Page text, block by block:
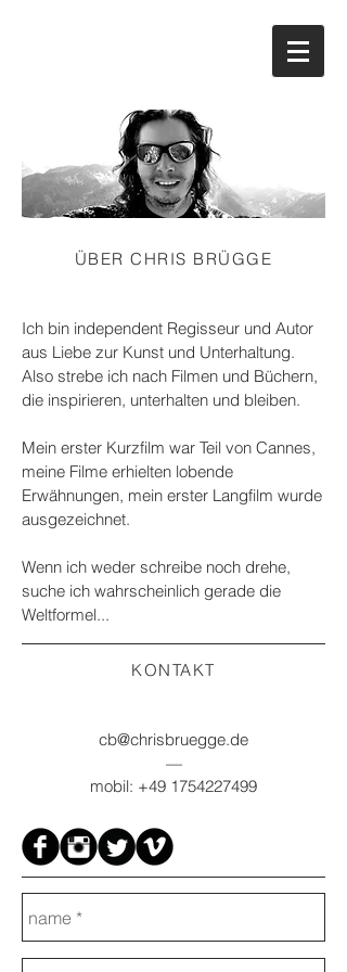
ÜBER CHRIS BRÜGGE
Ich bin independent Regisseur und Autor
aus Liebe zur Kunst und Unterhaltung.
Also strebe ich nach Filmen und Büchern,
die inspirieren, unterhalten und bleiben.
Mein erster Kurzfilm war Teil von Cannes,
meine Filme erhielten lobende
Erwähnungen, mein erster Langfilm wurde
ausgezeichnet.
Wenn ich weder schreibe noch drehe,
suche ich wahrscheinlich gerade die
Weltformel...
KONTAKT
cb@chrisbruegge.de
—
mobil: +49 1754227499